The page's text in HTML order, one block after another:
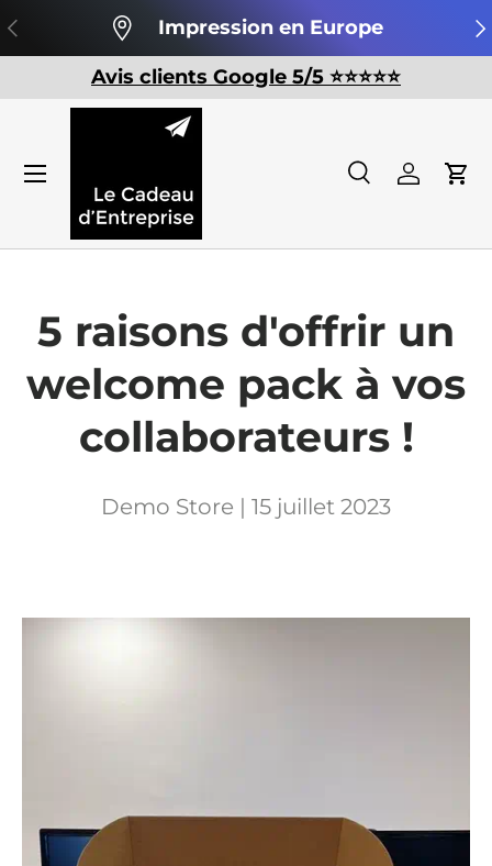
Aller au contenu
Précédent Impression en Europe
Avis clients Google 5/5 ⭐️⭐️⭐️⭐️⭐️
Recherche
Recherche
Se
5 raisons d'offrir un
welcome pack à vos
collaborateurs !
Demo Store | 15 juillet 2023